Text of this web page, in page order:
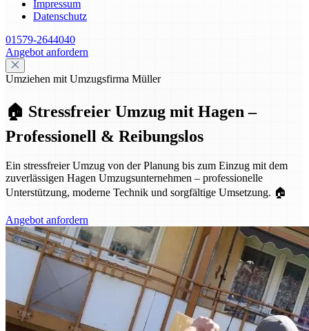
Impressum
Datenschutz
01579-2644040
Angebot anfordern
Umziehen mit Umzugsfirma Müller
🏠 Stressfreier Umzug mit Hagen –
Professionell & Reibungslos
Ein stressfreier Umzug von der Planung bis zum Einzug mit dem
zuverlässigen Hagen Umzugsunternehmen – professionelle
Unterstützung, moderne Technik und sorgfältige Umsetzung. 🏠
Angebot anfordern